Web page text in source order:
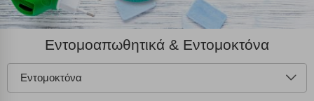
Εντομοαπωθητικά & Εντομοκτόνα
Εντομοκτόνα